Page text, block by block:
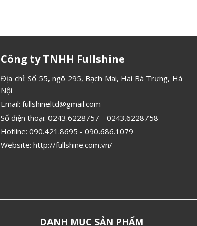
Công ty TNHH Fullshine
Địa chỉ: Số 55, ngõ 295, Bạch Mai, Hai Bà Trưng, Hà
Nội
Email: fullshineltd@gmail.com
Số điện thoại: 0243.6228757 - 0243.6228758
Hotline: 090.421.8695 - 090.686.1079
Website: http://fullshine.com.vn/
DANH MỤC SẢN PHẨM